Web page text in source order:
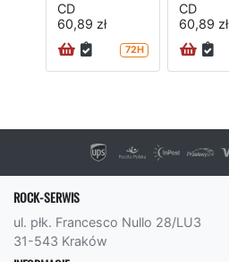
CD
60,89 zł
72H
CD
60,89 zł
ROCK-SERWIS
ul. płk. Francesco Nullo 28/LU3
31-543 Kraków